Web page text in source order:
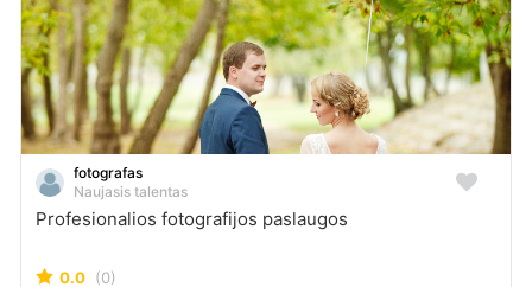
fotografas
Naujasis talentas
Profesionalios fotografijos paslaugos
0.0 (0)